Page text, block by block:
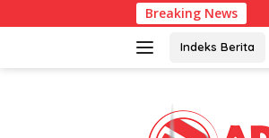
ke
Breaking News
Indeks Berita